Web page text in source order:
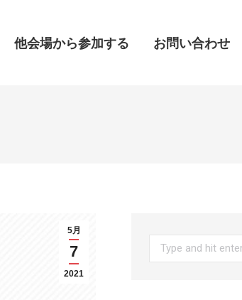
他会場から参加する お問い合わせ
5月
7
2021
他会場から参加する お問い合わせ